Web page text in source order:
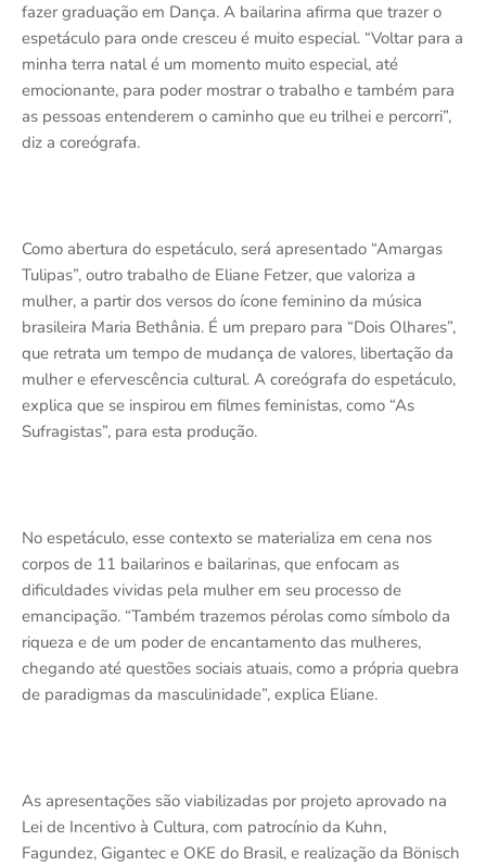
fazer graduação em Dança. A bailarina afirma que trazer o
espetáculo para onde cresceu é muito especial. “Voltar para a
minha terra natal é um momento muito especial, até
emocionante, para poder mostrar o trabalho e também para
as pessoas entenderem o caminho que eu trilhei e percorri”,
diz a coreógrafa.
Como abertura do espetáculo, será apresentado “Amargas
Tulipas”, outro trabalho de Eliane Fetzer, que valoriza a
mulher, a partir dos versos do ícone feminino da música
brasileira Maria Bethânia. É um preparo para “Dois Olhares”,
que retrata um tempo de mudança de valores, libertação da
mulher e efervescência cultural. A coreógrafa do espetáculo,
explica que se inspirou em filmes feministas, como “As
Sufragistas”, para esta produção.
No espetáculo, esse contexto se materializa em cena nos
corpos de 11 bailarinos e bailarinas, que enfocam as
dificuldades vividas pela mulher em seu processo de
emancipação. “Também trazemos pérolas como símbolo da
riqueza e de um poder de encantamento das mulheres,
chegando até questões sociais atuais, como a própria quebra
de paradigmas da masculinidade”, explica Eliane.
As apresentações são viabilizadas por projeto aprovado na
Lei de Incentivo à Cultura, com patrocínio da Kuhn,
Fagundez, Gigantec e OKE do Brasil, e realização da Bönisch